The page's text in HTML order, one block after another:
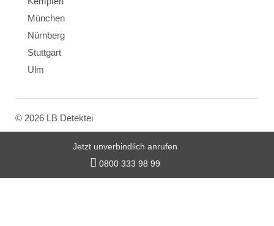
Jetzt unverbindlich anrufen
 0800 333 98 99
München
Nürnberg
Stuttgart
Ulm
© 2026 LB Detektei